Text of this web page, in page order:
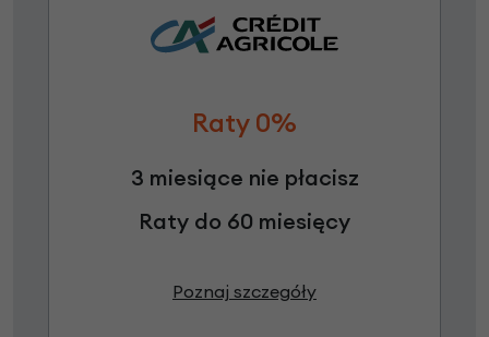
Raty 0%
3 miesiące nie płacisz
Raty do 60 miesięcy
Poznaj szczegóły